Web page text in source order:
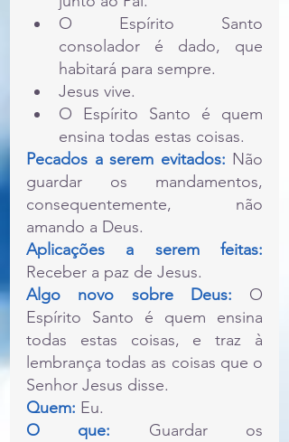
O Espírito Santo
consolador é dado, que
habitará para sempre.
Jesus vive.
O Espírito Santo é quem
ensina todas estas coisas.
Pecados a serem evitados: Não
guardar os mandamentos,
consequentemente, não
amando a Deus.
Receber a paz de Jesus.
Algo novo sobre Deus: O
Espírito Santo é quem ensina
todas estas coisas, e traz à
lembrança todas as coisas que o
Senhor Jesus disse.
Quem: Eu.
O que: Guardar os